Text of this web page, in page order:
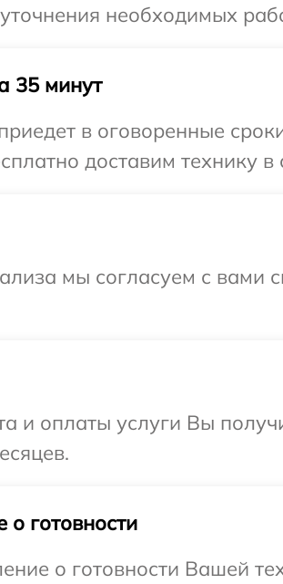
необходимых
35 минут
в оговоренные
доставим технику
мы согласуем с вами
и оплаты услуги Вы
готовности
о готовности Вашей